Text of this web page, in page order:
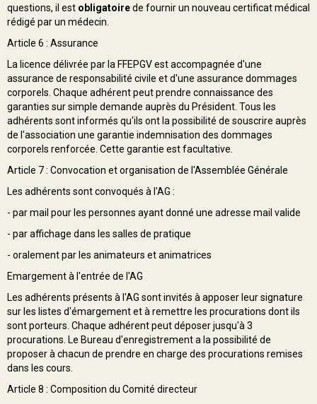
questions, il est obligatoirede fournir un nouveau certificat médical
rédigé par un médecin.
Article 6 : Assurance
La licence délivrée par la FFEPGV est accompagnée d'une
assurance de responsabilité civile et d'une assurance dommages
corporels. Chaque adhérent peut prendre connaissance des
garanties sur simple demande auprès du Président. Tous les
adhérents sont informés qu'ils ont la possibilité de souscrire auprès
de l'association une garantie indemnisation des dommages
corporels renforcée. Cette garantie est facultative.
Article 7 : Convocation et organisation de l'Assemblée Générale
Les adhérents sont convoqués à l'AG :
- par mail pour les personnes ayant donné une adresse mail valide
- par affichage dans les salles de pratique
- oralement par les animateurs et animatrices
Emargement à l'entrée de l'AG
Les adhérents présents à l'AG sont invités à apposer leur signature
sur les listes d'émargement et à remettre les procurations dont ils
sont porteurs. Chaque adhérent peut déposer jusqu'à 3
procurations. Le Bureau d'enregistrement a la possibilité de
proposer à chacun de prendre en charge des procurations remises
dans les cours.
Article 8 : Composition du Comité directeur